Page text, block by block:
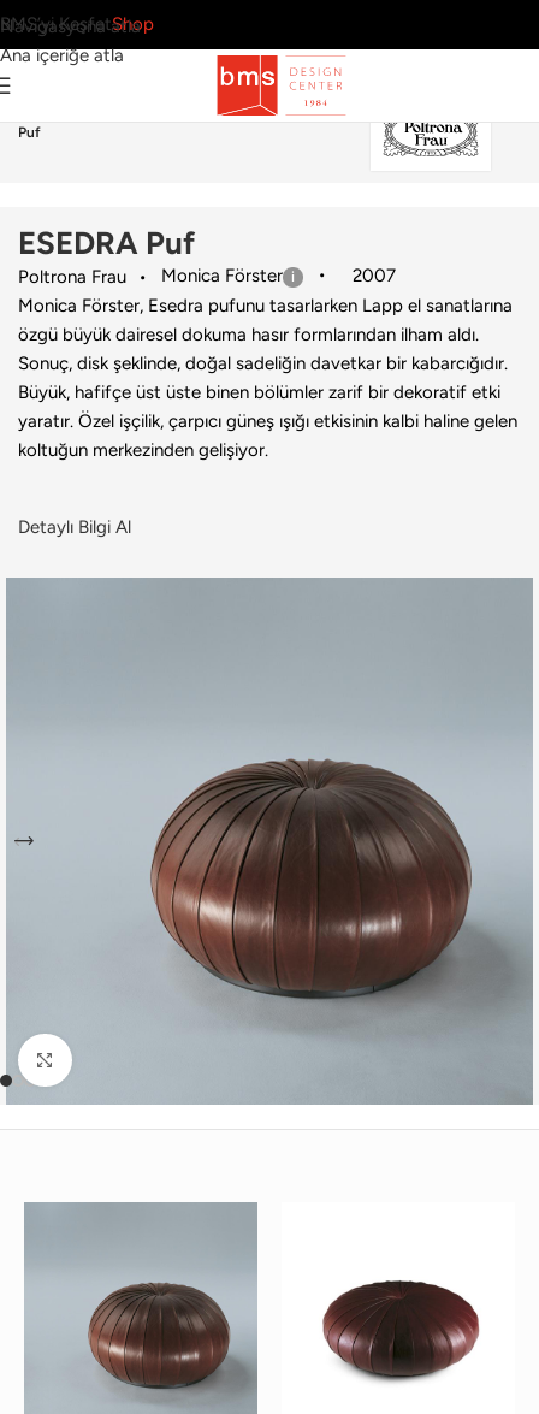
Navigasyona atla
Ana içeriğe atla
BMS’yi KeşfetShop
Poltrona Frau
ESEDRA
Puf
ESEDRA Puf
Poltrona Frau Monica Förster
2007
Monica Förster, Esedra pufunu tasarlarken Lapp el sanatlarına
özgü büyük dairesel dokuma hasır formlarından ilham aldı.
Sonuç, disk şeklinde, doğal sadeliğin davetkar bir kabarcığıdır.
Büyük, hafifçe üst üste binen bölümler zarif bir dekoratif etki
yaratır. Özel işçilik, çarpıcı güneş ışığı etkisinin kalbi haline gelen
koltuğun merkezinden gelişiyor.
Detaylı Bilgi Al
Büyütmek için tıklayın